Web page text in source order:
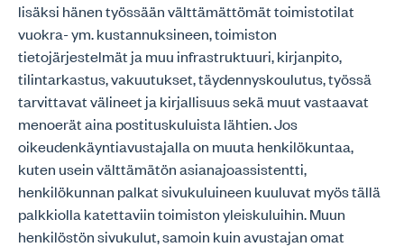
lisäksi hänen työssään välttämättömät toimistotilat
vuokra- ym. kustannuksineen, toimiston
tietojärjestelmät ja muu infrastruktuuri, kirjanpito,
tilintarkastus, vakuutukset, täydennyskoulutus, työssä
tarvittavat välineet ja kirjallisuus sekä muut vastaavat
menoerät aina postituskuluista lähtien. Jos
oikeudenkäyntiavustajalla on muuta henkilökuntaa,
kuten usein välttämätön asianajoassistentti,
henkilökunnan palkat sivukuluineen kuuluvat myös tällä
palkkiolla katettaviin toimiston yleiskuluihin. Muun
henkilöstön sivukulut, samoin kuin avustajan omat